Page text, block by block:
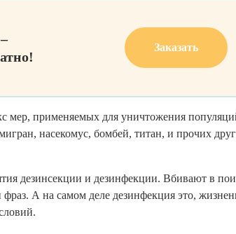
Заказать
мер, применяемых для уничтожения
насекомус, бомбей, титан, и прочих
дезинсекции и дезинфекции. Вбивают в
А на самом деле дезинфекция это,